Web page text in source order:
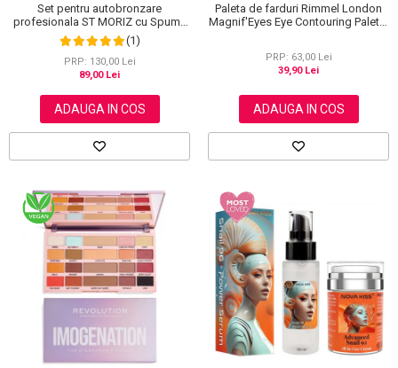
Set pentru autobronzare
profesionala ST MORIZ cu Spuma
Dark Fast Drying si Manusa Velvet
Tanning Mitt
(1)
PRP: 130,00 Lei
89,00 Lei
ADAUGA IN COS
Paleta de farduri Rimmel London
Magnif'Eyes Eye Contouring Palette
PRP: 63,00 Lei
39,90 Lei
ADAUGA IN COS